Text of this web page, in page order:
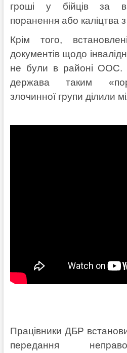
гроші у бійців за
поранення або каліцтва
Крім того,
документів щодо
не були в районі ООС.
держава таким
злочинної групи ділили
Працівники ДБР
передання